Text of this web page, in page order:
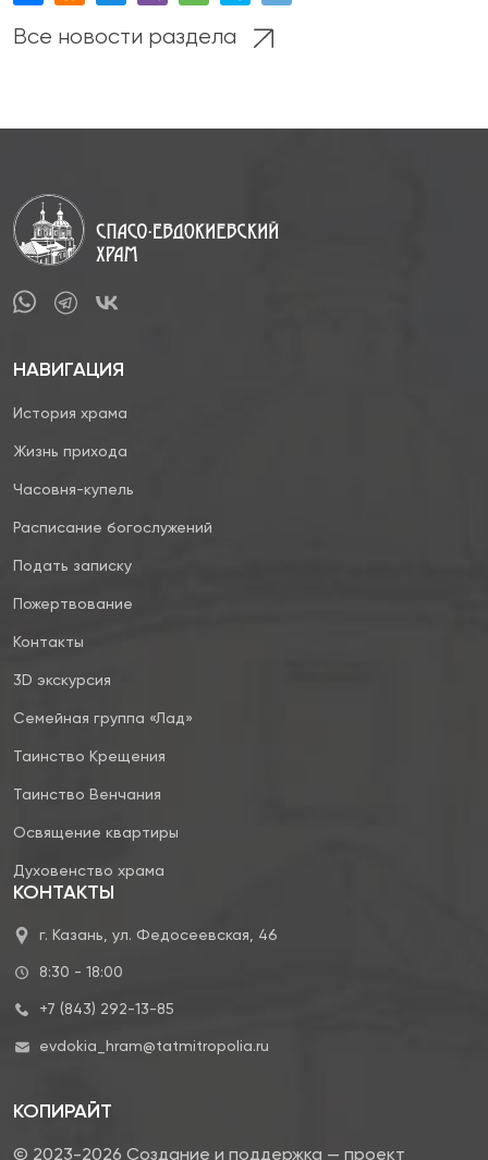
Все новости раздела
НАВИГАЦИЯ
История храма
Жизнь прихода
Часовня-купель
Расписание богослужений
Подать записку
Пожертвование
Контакты
3D экскурсия
Семейная группа «Лад»
Таинство Крещения
Таинство Венчания
Освящение квартиры
Духовенство храма
КОНТАКТЫ
г. Казань, ул. Федосеевская, 46
8:30 - 18:00
+7 (843) 292-13-85
evdokia_hram@tatmitropolia.ru
КОПИРАЙТ
© 2023-2026 Создание и поддержка — проект